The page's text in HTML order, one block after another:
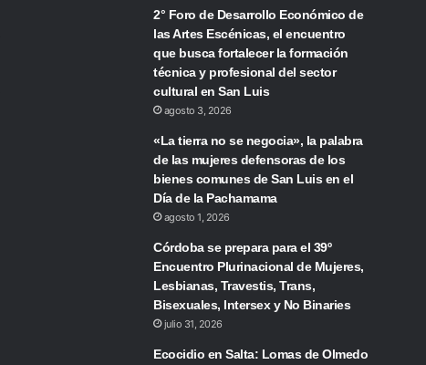
2° Foro de Desarrollo Económico de
las Artes Escénicas, el encuentro
que busca fortalecer la formación
técnica y profesional del sector
cultural en San Luis
agosto 3, 2026
«La tierra no se negocia», la palabra
de las mujeres defensoras de los
bienes comunes de San Luis en el
Día de la Pachamama
agosto 1, 2026
Córdoba se prepara para el 39º
Encuentro Plurinacional de Mujeres,
Lesbianas, Travestis, Trans,
Bisexuales, Intersex y No Binaries
julio 31, 2026
Ecocidio en Salta: Lomas de Olmedo